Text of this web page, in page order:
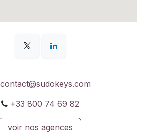
contact@sudokeys.com
+33 800 74 69 82
voir nos agences